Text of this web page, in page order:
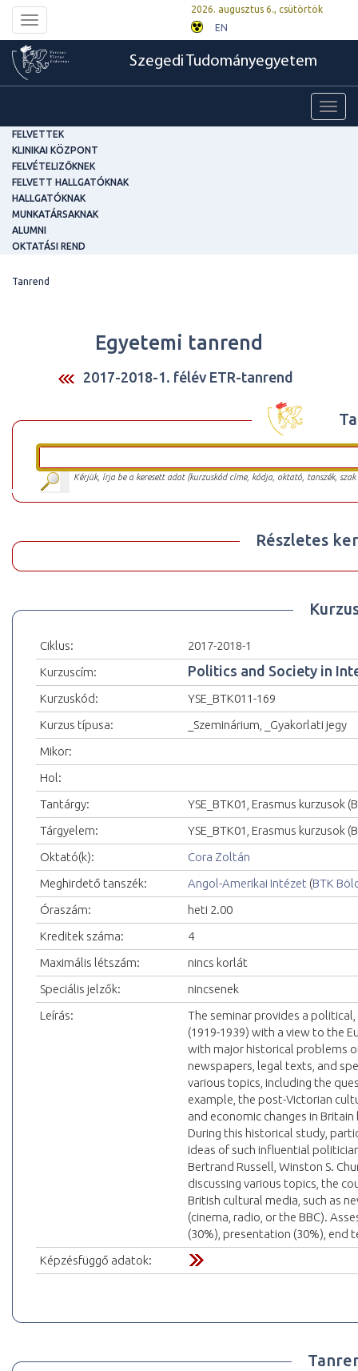
Toggle
navigation
2026. augusztus 6., csütörtök
EN
Szegedi Tudományegyetem
FELVETTEK
KLINIKAI KÖZPONT
FELVÉTELIZŐKNEK
FELVETT HALLGATÓKNAK
HALLGATÓKNAK
MUNKATÁRSAKNAK
ALUMNI
OKTATÁSI REND
Tanrend
Egyetemi tanrend
2017-2018-1. félév ETR-tanrend
Kérjük, írja be a keresett adat (kurzuskód címe, kódja, oktató, tanszék,
Részletes
Ciklus:
2017-2018-1
Kurzuscím:
Politics and Society in
Kurzuskód:
YSE_BTK011-169
Kurzus típusa:
_Szeminárium, _Gyakorlati jegy
Mikor:
Hol:
Tantárgy:
YSE_BTK01, Erasmus kurzusok
Tárgyelem:
YSE_BTK01, Erasmus kurzusok
Oktató(k):
Cora Zoltán
Meghirdető tanszék:
Angol-Amerikai Intézet (BTK
Óraszám:
heti 2.00
Kreditek száma:
4
Maximális létszám:
nincs korlát
Speciális jelzők:
nincsenek
Leírás:
The seminar provides a
(1919-1939) with a view to the
with major historical problems
newspapers, legal texts, and
various topics, including the
example, the post-Victorian
and economic changes in
During this historical study,
ideas of such influential
Bertrand Russell, Winston S.
discussing various topics, the
British cultural media, such as
(cinema, radio, or the BBC).
(30%), presentation (30%), end
Képzésfüggő adatok: